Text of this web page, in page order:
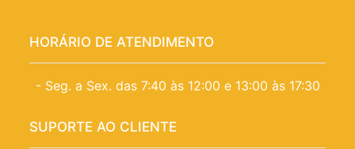
HORÁRIO DE ATENDIMENTO
- Seg. a Sex. das 7:40 às 12:00 e 13:00 às 17:30
SUPORTE AO CLIENTE